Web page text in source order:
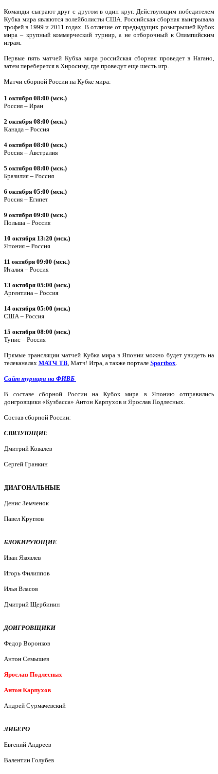
Команды сыграют друг с другом в один круг. Действующим победителем
Кубка мира являются волейболисты США. Российская сборная выигрывала
трофей в 1999 и 2011 годах. В отличие от предыдущих розыгрышей Кубок
мира – крупный коммерческий турнир, а не отборочный к Олимпийским
играм.
Первые пять матчей Кубка мира российская сборная проведет в Нагано,
затем переберется в Хиросиму, где проведут еще шесть игр.
Матчи сборной России на Кубке мира:
1 октября 08:00 (мск.)
Россия – Иран
2 октября 08:00 (мск.)
Канада – Россия
4 октября 08:00 (мск.)
Россия – Австралия
5 октября 08:00 (мск.)
Бразилия – Россия
6 октября 05:00 (мск.)
Россия – Египет
9 октября 09:00 (мск.)
Польша – Россия
10 октября 13:20 (мск.)
Япония – Россия
11 октября 09:00 (мск.)
Италия – Россия
13 октября 05:00 (мск.)
Аргентина – Россия
14 октября 05:00 (мск.)
США – Россия
15 октября 08:00 (мск.)
Тунис – Россия
Прямые трансляции матчей Кубка мира в Японии можно будет увидеть на
телеканалах МАТЧ ТВ, Матч! Игра, а также портале Sportbox.
Сайт турнира на ФИВБ
В составе сборной России на Кубок мира в Японию отправились
доигровщики «Кузбасса» Антон Карпухов и Ярослав Подлесных.
Состав сборной России:
СВЯЗУЮЩИЕ
Дмитрий Ковалев
Сергей Гранкин
ДИАГОНАЛЬНЫЕ
Денис Земченок
Павел Круглов
БЛОКИРУЮЩИЕ
Иван Яковлев
Игорь Филиппов
Илья Власов
Дмитрий Щербинин
ДОИГРОВЩИКИ
Федор Воронков
Антон Семышев
Ярослав Подлесных
Антон Карпухов
Андрей Сурмачевский
ЛИБЕРО
Евгений Андреев
Валентин Голубев